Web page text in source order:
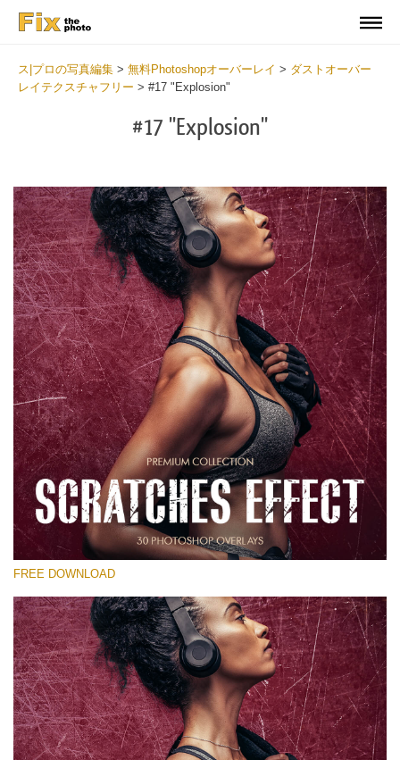
ス|プロの写真編集 > 無料Photoshopオーバーレイ > ダストオーバー
レイテクスチャフリー > #17 "Explosion"
#17 "Explosion"
選んでください
Free Photoshop Overlay
Small 800*533px
Scratches Effect
(30 Overlays)
Entire Collection
(1783 Overlays)
Large 6000*4000px
無料ダウンロード
FREE DOWNLOAD